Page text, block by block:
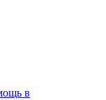
в